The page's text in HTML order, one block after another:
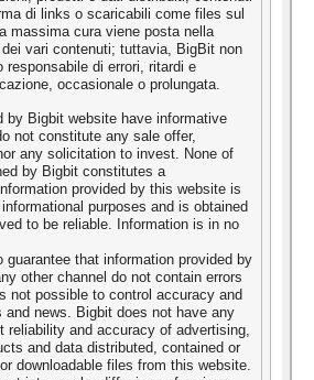
di links o scaricabili come files sul
massima cura viene posta nella
vari contenuti; tuttavia, BigBit non
responsabile di errori, ritardi e
occasionale o prolungata.
by Bigbit website have informative
not constitute any sale offer,
any solicitation to invest. None of
by Bigbit constitutes a
provided by this website is
purposes and is obtained
to be reliable. Information is in no
guarantee that information provided by
other channel do not contain errors
not possible to control accuracy and
and news. Bigbit does not have any
reliability and accuracy of advertising,
and data distributed, contained or
downloadable files from this website.